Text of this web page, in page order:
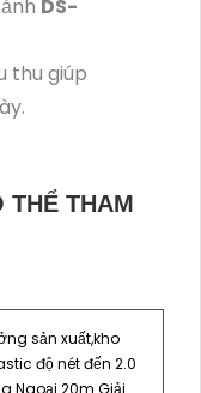
DS-
thu giúp
THỂ THAM
sản xuất,kho
độ nét đến 2.0
Ngoại 20m Giải